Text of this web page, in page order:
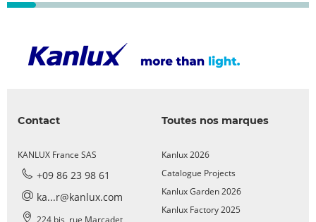
Contact
KANLUX France SAS
+09 86 23 98 61
ka...r@kanlux.com
224 bis, rue Marcadet
Toutes nos marques
Kanlux 2026
Catalogue Projects
Kanlux Garden 2026
Kanlux Factory 2025